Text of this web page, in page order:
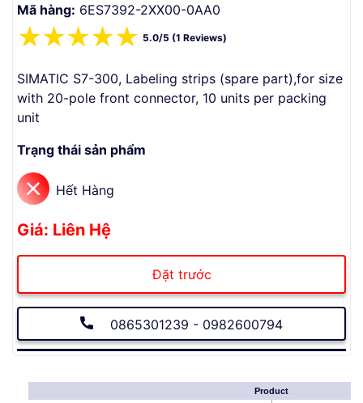
Mã hàng: 6ES7392-2XX00-0AA0
☆
☆
☆
☆
☆ 5.0/5 (1 Reviews)
SIMATIC S7-300, Labeling strips (spare part),for size
with 20-pole front connector, 10 units per packing
unit
Trạng thái sản phẩm
Hết Hàng
Giá: Liên Hệ
Đặt trước
0865301239 - 0982600794
Product